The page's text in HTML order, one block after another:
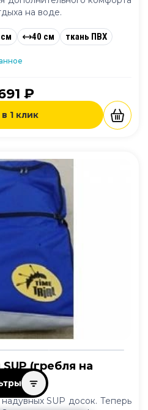
на воде.
40 см ткань ПВХ
₽
1 клик
(гребля на
SUP досок. Теперь